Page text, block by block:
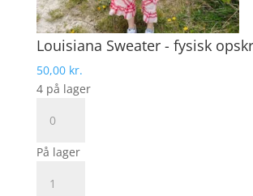
Louisiana Sweater - fysisk
50,00 kr.
4 på lager
Sweater
fysisk
opskrift
På lager
SWEATER